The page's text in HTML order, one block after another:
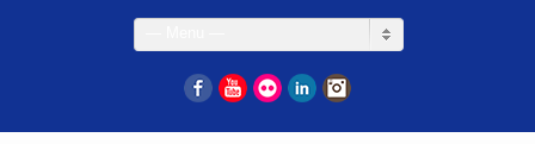
FacebookYouTube
Flickr LinkedIn